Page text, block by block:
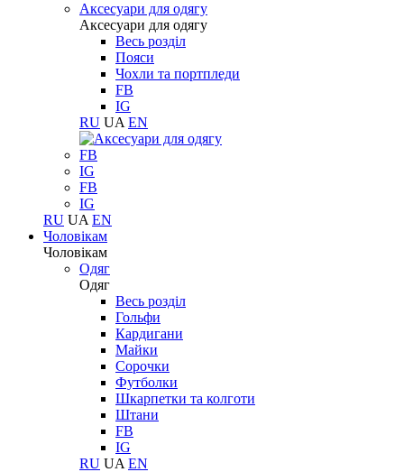
Aксесуари для одягу
Aксесуари для одягу
Весь розділ
Пояси
Чохли та портпледи
FB
IG
RU UA EN
FB
IG
FB
IG
RU UA EN
Чоловікам
Чоловікам
Одяг
Одяг
Весь розділ
Гольфи
Кардигани
Майки
Сорочки
Футболки
Шкарпетки та колготи
Штани
FB
IG
RU UA EN